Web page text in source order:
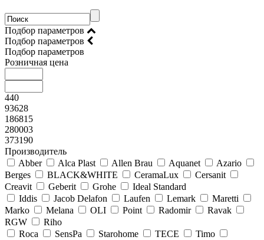
Подбор параметров
Подбор параметров
Подбор параметров
Розничная цена
440
93628
186815
280003
373190
Производитель
Abber
Alca Plast Allen Brau Aquanet
Azario
Berges
BLACK&WHITE CeramaLux
Cersanit
Creavit
Geberit Grohe
Ideal Standard
Iddis
Jacob Delafon Laufen Lemark
Maretti
Marko
Melana OLI Point Radomir
Ravak
RGW
Riho
Roca
SensPa Starohome TECE
Timo